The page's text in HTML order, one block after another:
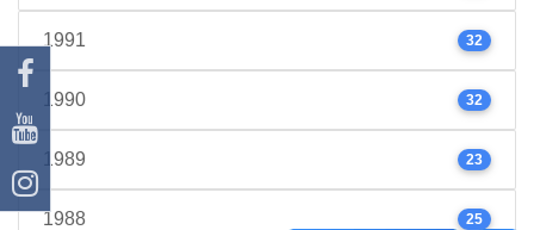
1991 32
1990 32
1989 23
1988 25